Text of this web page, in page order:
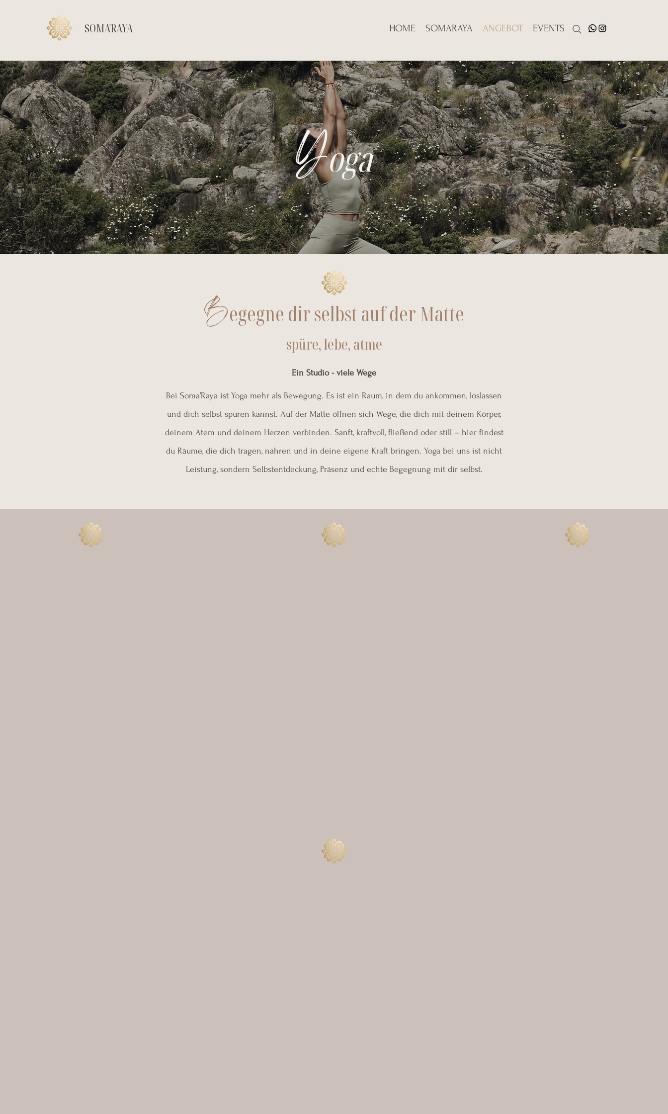
SOMA'RAYA HOME SOMA'RAYA ANGEBOT EVENTS
Yoga
Begegne dir selbst auf der Matte
spüre, lebe, atme
​Ein Studio - viele Wege
Bei Soma’Raya ist Yoga mehr als Bewegung. Es ist ein Raum, in dem du ankommen, loslassen
und dich selbst spüren kannst. Auf der Matte öffnen sich Wege, die dich mit deinem Körper,
deinem Atem und deinem Herzen verbinden. Sanft, kraftvoll, fließend oder still – hier findest
du Räume, die dich tragen, nähren und in deine eigene Kraft bringen. Yoga bei uns ist nicht
Leistung, sondern Selbstentdeckung, Präsenz und echte Begegnung mit dir selbst.